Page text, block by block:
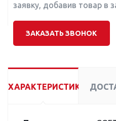
заявку, добавив товар в
ЗАКАЗАТЬ ЗВОНОК
ХАРАКТЕРИСТИКИ